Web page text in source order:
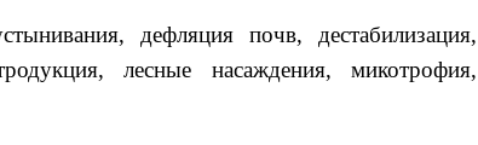
дефляция почв, дестабилизация,
лесные насаждения, микотрофия,